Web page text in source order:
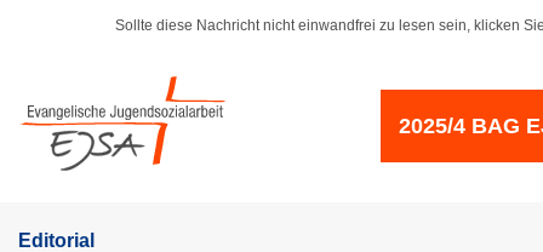
Sollte diese Nachricht nicht einwandfrei zu lesen sein, klicken
2025/4 BAG
Editorial